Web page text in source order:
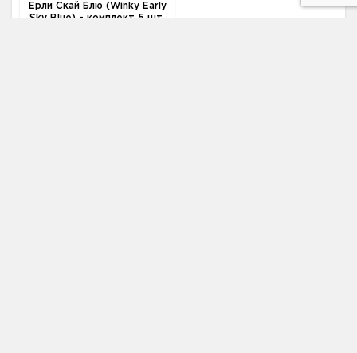
Ерли Скай Блю (Winky Early
Sky Blue) - комплект 5 шт.